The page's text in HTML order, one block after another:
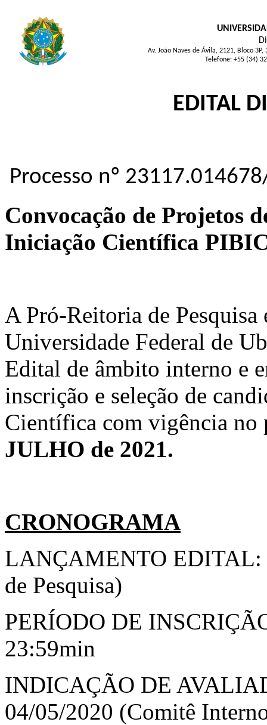
Av. João Naves de Ávila, 2121, Bloco
Telefone: +55 (34)
EDITAL
Processo nº
Convocação de Projetos
Iniciação Científica
A Pró-Reitoria de Pesquisa
Universidade Federal de
Edital de âmbito interno e
inscrição e seleção de
Científica com vigência
JULHO de 2021.
CRONOGRAMA
LANÇAMENTO EDITAL:
de Pesquisa)
PERÍODO DE
23:59min
INDICAÇÃO DE
04/05/2020 (Comitê